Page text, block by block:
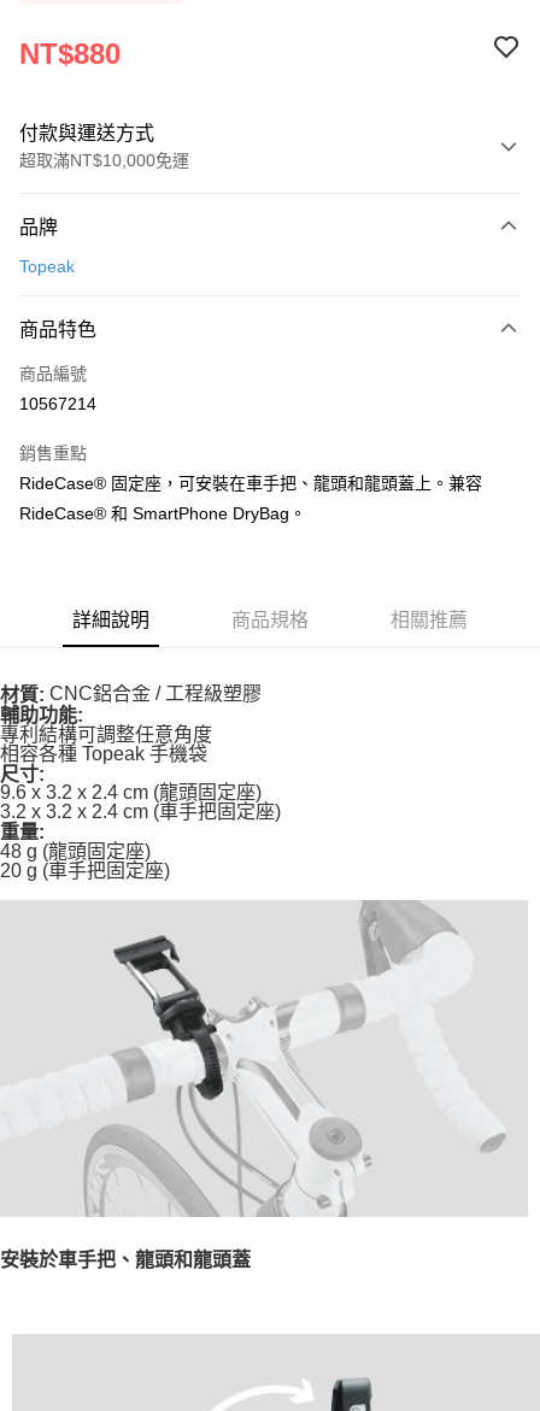
NT$880
付款與運送方式
超取滿NT$10,000免運
信用卡一次付款
Apple Pay
ATM付款
全家取貨付款
每筆NT$90
7-11取貨付款
付款後7-11取貨
每筆NT$60，滿NT$10,000(含以上)免運費
宅配
每筆NT$80
離島宅配
品牌
Topeak
商品特色
商品編號
10567214
銷售重點
RideCase® 固定座，可安裝在車手把、龍頭和龍頭蓋上。兼容
RideCase® 和 SmartPhone DryBag。
詳細說明 商品規格 相關推薦
材質: CNC鋁合金 / 工程級塑膠
輔助功能:
專利結構可調整任意角度
相容各種 Topeak 手機袋
尺寸:
9.6 x 3.2 x 2.4 cm (龍頭固定座)
3.2 x 3.2 x 2.4 cm (車手把固定座)
重量:
48 g (龍頭固定座)
20 g (車手把固定座)
安裝於車手把、龍頭和龍頭蓋